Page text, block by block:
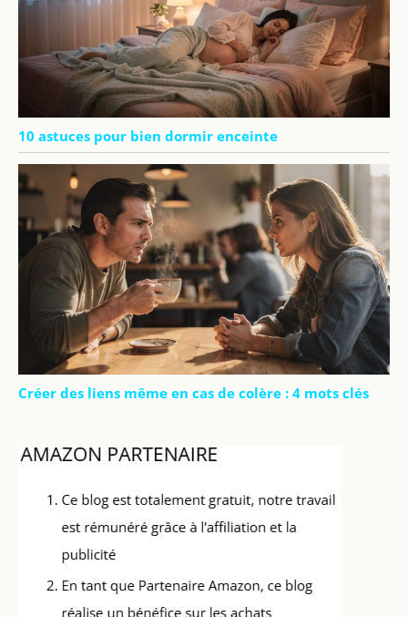
10 astuces pour bien dormir enceinte
Créer des liens même en cas de colère : 4 mots clés